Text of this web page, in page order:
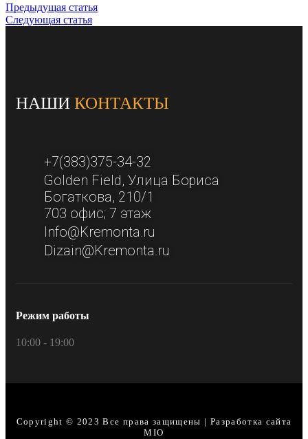
Предыдущая статья
Следующая статья
НАШИ КОНТАКТЫ
+7(383)375-34-32
Golden Field​, Улица Бориса
Богаткова, 210/1​
703 офис; 7 этаж​
Info@Kremonta.ru
Dizain@Kremonta.ru
Режим работы
10:00 - 19:00
Copyright © 2023 Все права защищены | Разработка сайта
MIO